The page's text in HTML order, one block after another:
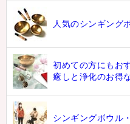
人気のシンギング
初めての方にもお
癒しと浄化のお得
シンギングボウル